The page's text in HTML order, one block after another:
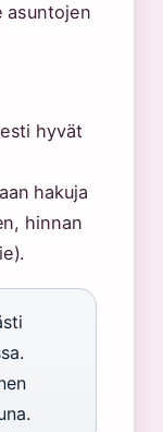
asuntojen
hyvät
hakuja
hinnan